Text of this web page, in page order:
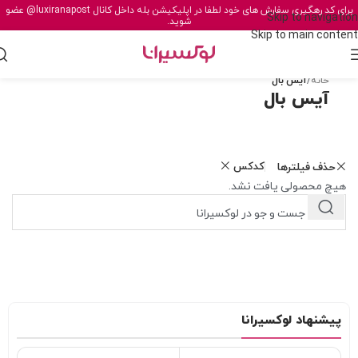
Skip to navigation
Skip to main content
برای کد رهگیری سفارش های خود لطفا در اپلیکیشن بله داخل کانال@luxiranapost عضو
شوید.
خانه/آیس بال
آیس بال
حذف فیلترها کدکس
هیچ محصولی یافت نشد.
پیشنهاد لوکسیرانا